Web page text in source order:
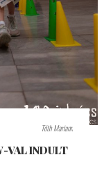
Tóth Mariann
VAL INDULT